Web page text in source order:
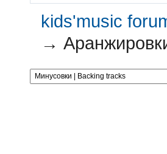
kids'music
→